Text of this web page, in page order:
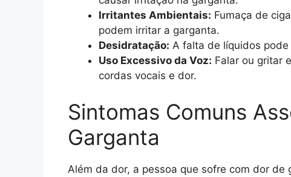
Irritantes Ambientais: Fumaça de
podem irritar a garganta.
Desidratação: A falta de líquidos
Uso Excessivo da Voz: Falar ou gritar
cordas vocais e dor.
Sintomas Comuns
Garganta
Além da dor, a pessoa que sofre com dor